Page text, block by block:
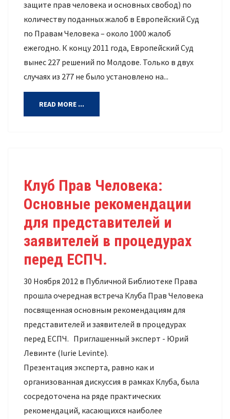
защите прав человека и основных свобод) по
количеству поданных жалоб в Европейский Суд
по Правам Человека – около 1000 жалоб
ежегодно. К концу 2011 года, Европейский Суд
вынес 227 решений по Молдове. Только в двух
случаях из 277 не было установлено на...
READ MORE ...
Клуб Прав Человека:
Основные рекомендации
для представителей и
заявителей в процедурах
перед ЕСПЧ.
30 Ноября 2012 в Публичной Библиотеке Права
прошла очередная встреча Клуба Прав Человека
посвященная основным рекомендациям для
представителей и заявителей в процедурах
перед ЕСПЧ. Приглашенный эксперт - Юрий
Левинте (Iurie Levinte).
Презентация эксперта, равно как и
организованная дискуссия в рамках Клуба, была
сосредоточена на ряде практических
рекомендаций, касающихся наиболее